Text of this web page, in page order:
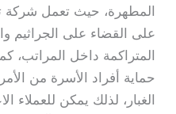
المطهرة، حيث تعمل
على القضاء على الجراثيم
المتراكمة داخل المراتب،
حماية أفراد الأسرة من
الغبار، لذلك يمكن للعملاء